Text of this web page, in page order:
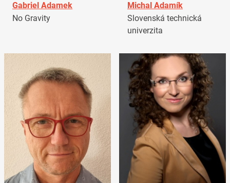
Gabriel Adamek
No Gravity
Michal Adamík
Slovenská technická
univerzita